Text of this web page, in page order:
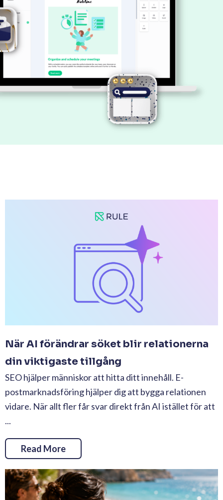
När AI förändrar söket blir relationerna
din viktigaste tillgång
SEO hjälper människor att hitta ditt innehåll. E-
postmarknadsföring hjälper dig att bygga relationen
vidare. När allt fler får svar direkt från AI istället för att
...
Read More